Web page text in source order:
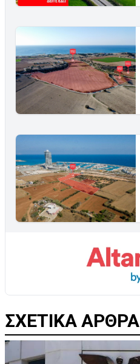
ΣΧΕΤΙΚΑ ΑΡΘΡΑ